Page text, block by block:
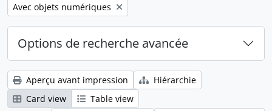
Remove filter:
Avec objets numériques
Options de recherche avancée
Aperçu avant impression
Hiérarchie
Card view
Table view